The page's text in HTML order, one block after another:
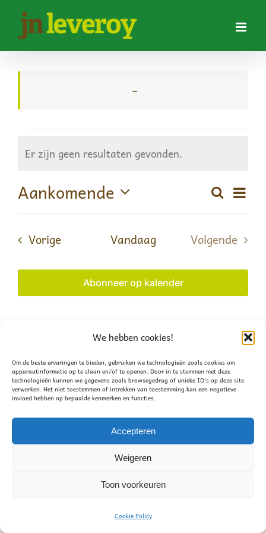
We hebben cookies!
Om de beste ervaringen te bieden, gebruiken we technologieën zoals cookies om
apparaatinformatie op te slaan en/of te openen. Door in te stemmen met deze
technologieën kunnen we gegevens zoals browsegedrag of unieke ID's op deze site
verwerken. Het niet toestemmen of intrekken van toestemming kan een negatieve
invloed hebben op bepaalde kenmerken en functies.
Accepteren
Weigeren
Toon voorkeuren
Cookie Policy
inhoud
–
Evenementen
Bericht
Er zijn geen resultaten gevonden.
Zoeken
en
Zoeken
Lijst
Aankomende
Selecteer
datum.
Vorige EvenementenVandaag
Volgende
Abonneer op kalender